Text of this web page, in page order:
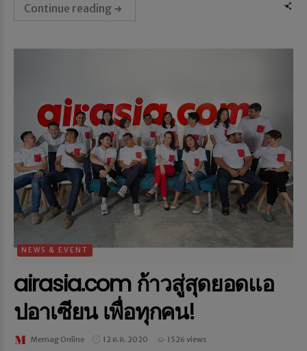
Continue reading
NEWS & EVENT
airasia.com ก้าวสู่สุดยอดแอ
ปอาเซียน เพื่อทุกคน!
Memag Online 12 ต.ค. 2020 1526 views